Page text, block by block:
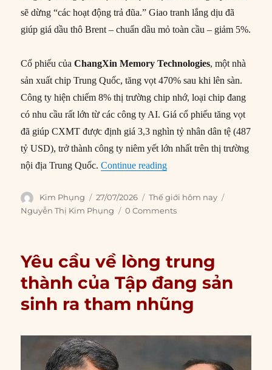
sẽ dừng “các hoạt động trả đũa.” Giao tranh lắng dịu đã
giúp giá dầu thô Brent – chuẩn dầu mỏ toàn cầu – giảm 5%.
Cổ phiếu củaChangXin Memory Technologies, một nhà
sản xuất chip Trung Quốc, tăng vọt 470% sau khi lên sàn.
Công ty hiện chiếm 8% thị trường chip nhớ, loại chip đang
có nhu cầu rất lớn từ các công ty AI. Giá cổ phiếu tăng vọt
đã giúp CXMT được định giá 3,3 nghìn tỷ nhân dân tệ (487
tỷ USD), trở thành công ty niêm yết lớn nhất trên thị trường
nội địa Trung Quốc.Continue reading“Thế giới hôm nay: 27/07/
Author
Kim Phụng
Posted
on
27/07/2026 Categories
Thế giới hôm nay
Nguyễn Thị Kim Phụng
0 Comments
Yêu cầu về lòng trung
thành của Tập đang sản
sinh ra tham nhũng